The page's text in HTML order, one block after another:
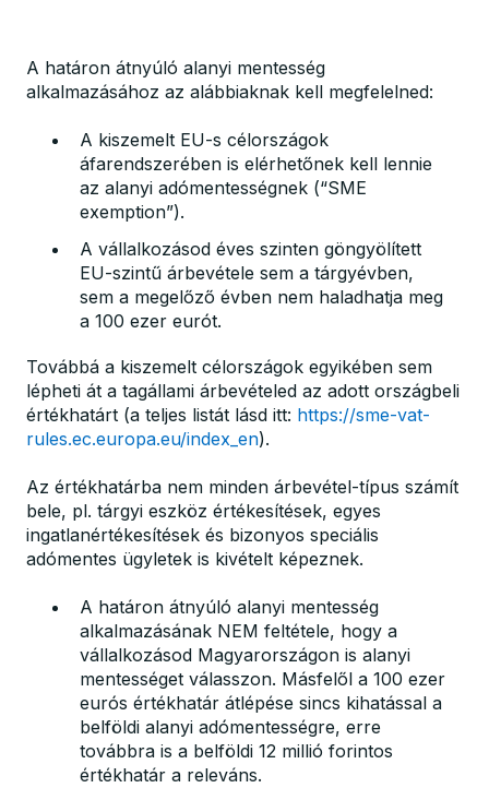
A határon átnyúló alanyi mentesség
alkalmazásához az alábbiaknak kell megfelelned:
A kiszemelt EU-s célországok
áfarendszerében is elérhetőnek kell lennie
az alanyi adómentességnek (“SME
exemption”).
A vállalkozásod éves szinten göngyölített
EU-szintű árbevétele sem a tárgyévben,
sem a megelőző évben nem haladhatja meg
a 100 ezer eurót.
Továbbá a kiszemelt célországok egyikében sem
lépheti át a tagállami árbevételed az adott országbeli
értékhatárt (a teljes listát lásd itt: https://sme-vat-
rules.ec.europa.eu/index_en).
Az értékhatárba nem minden árbevétel-típus számít
bele, pl. tárgyi eszköz értékesítések, egyes
ingatlanértékesítések és bizonyos speciális
adómentes ügyletek is kivételt képeznek.
A határon átnyúló alanyi mentesség
alkalmazásának NEM feltétele, hogy a
vállalkozásod Magyarországon is alanyi
mentességet válasszon. Másfelől a 100 ezer
eurós értékhatár átlépése sincs kihatással a
belföldi alanyi adómentességre, erre
továbbra is a belföldi 12 millió forintos
értékhatár a releváns.